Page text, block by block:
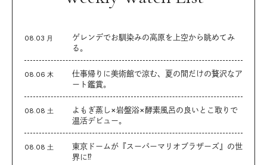
08.03 月
ゲレンデでお馴染みの高原を上空から眺めてみ
る。
08.06 木
仕事帰りに美術館で涼む、夏の間だけの贅沢なア
ート鑑賞。
08.08 土
よもぎ蒸し×岩盤浴×酵素風呂の良いとこ取りで
温活デビュー。
08.08 土
東京ドームが『スーパーマリオブラザーズ』の世
界に⁉︎